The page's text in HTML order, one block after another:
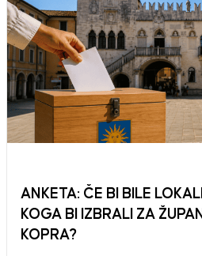
ANKETA: ČE BI BILE
KOGA BI IZBRALI ZA
KOPRA?